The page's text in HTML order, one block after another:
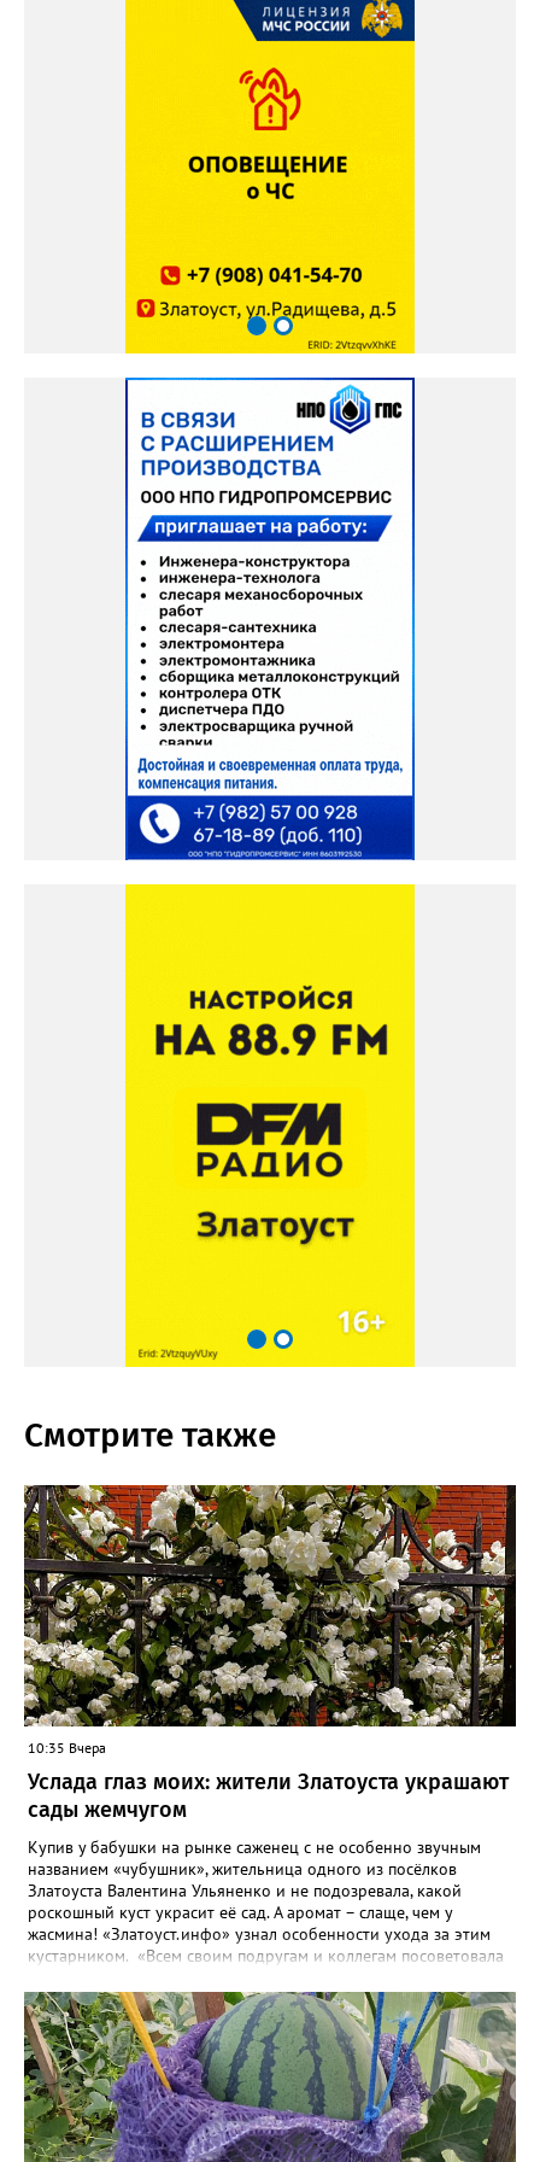
Смотрите также
10:35 Вчера
Услада глаз моих: жители Златоуста украшают
сады жемчугом
Купив у бабушки на рынке саженец с не особенно звучным
названием «чубушник», жительница одного из посёлков
Златоуста Валентина Ульяненко и не подозревала, какой
роскошный куст украсит её сад. А аромат – слаще, чем у
жасмина! «Златоуст.инфо» узнал особенности ухода за этим
кустарником. «Всем своим подругам и коллегам посоветовала
городе всё больше, - рассказала нашему порталу Валентина. – У
меня растёт, на мой взгляд, самый красивый сорт – «Жемчуг».
Моему кусту (на фото) четыре года, достаточно компактный.
Махровые цветки - диаметром шесть сантиметров. Цветёт в
июле не менее трёх недель. Oчень ароматный, что редко
встречается у сортовых особeй. Не бойтесь подстригать - он
это любит. Если не знаете, чем украсить свой сад, сажайте
чубушник, не пожалеете!». «Жемчужные» цветы Валентина